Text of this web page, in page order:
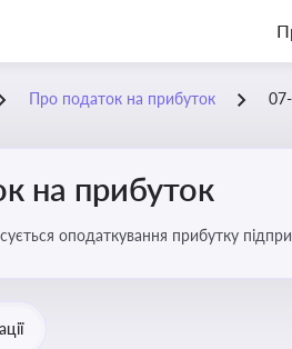
Про податок на прибуток
на прибуток
оподаткування прибутку